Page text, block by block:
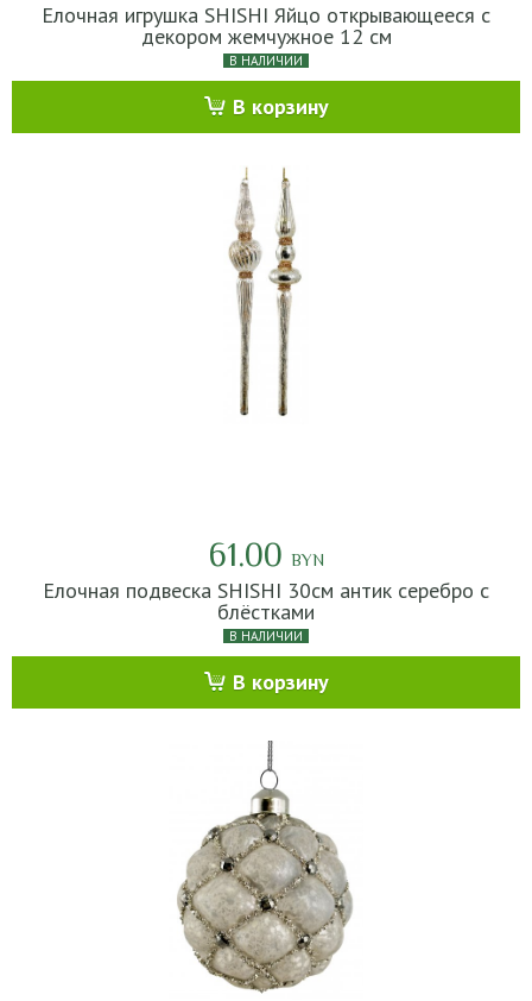
Елочная игрушка SHISHI Яйцо открывающееся с
декором жемчужное 12 см
В НАЛИЧИИ
В корзину
61.00 BYN
Елочная подвеска SHISHI 30см антик серебро с
блёстками
В НАЛИЧИИ
В корзину